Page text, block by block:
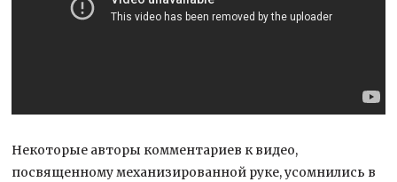
Некоторые авторы комментариев к видео,
посвященному механизированной руке, усомнились в